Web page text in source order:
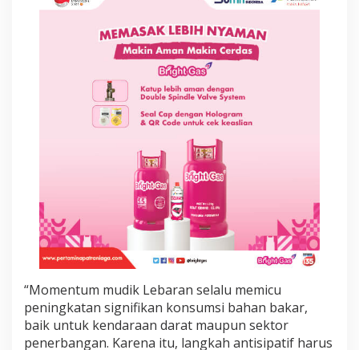
a
l
J
a
n
L
e
b
a
r
a
0
6
“Momentum mudik Lebaran selalu memicu
peningkatan signifikan konsumsi bahan bakar,
baik untuk kendaraan darat maupun sektor
penerbangan. Karena itu, langkah antisipatif harus